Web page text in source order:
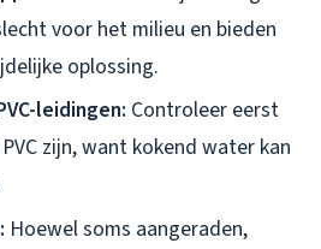
voor het milieu en bieden
oplossing.
leidingen: Controleer eerst
zijn, want kokend water kan
Hoewel soms aangeraden,